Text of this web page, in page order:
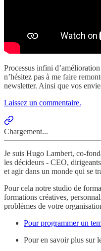
Processus infini
n’hésitez pas à me faire
newsletter. Ainsi que vos
Laissez un commentaire.
Chargement...
Je suis Hugo Lambert, co-
les décideurs - CEO,
et agir dans un monde qui se
Pour cela notre studio de
formations créatives,
problèmes de votre
Pour programmer un
Pour en savoir plus sur